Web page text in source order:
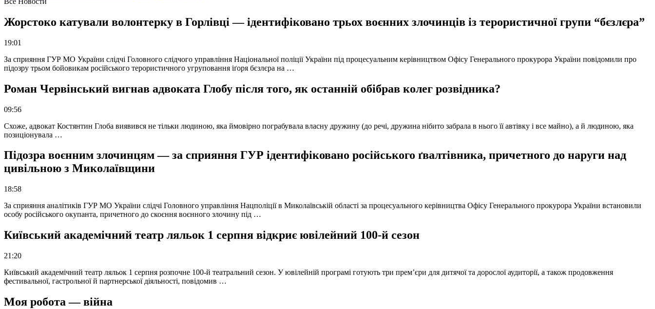
Жорстоко катували волонтерку в Горлівці — ідентифіковано трьох воєнних злочинців із терористичної групи “бєзлєра”
19:01
За сприяння ГУР МО України слідчі Головного слідчого управління Національної поліції України під процесуальним керівництвом Офісу Генерального прокурора України повідомили про
підозру трьом бойовикам російського терористичного угруповання іґоря бєзлєра на …
Роман Червінський вигнав адвоката Глобу після того, як останній обібрав колег розвідника?
09:56
Схоже, адвокат Костянтин Глоба виявився не тільки людиною, яка ймовірно пограбувала власну дружину (до речі, дружина нібито забрала в нього її автівку і все майно), а й людиною, яка
позиціонувала …
Підозра воєнним злочинцям — за сприяння ГУР ідентифіковано російського ґвалтівника, причетного до наруги над
цивільною з Миколаївщини
18:58
За сприяння аналітиків ГУР МО України слідчі Головного управління Нацполіції в Миколаївській області за процесуального керівництва Офісу Генерального прокурора України встановили
особу російського окупанта, причетного до скоєння воєнного злочину під …
Київський академічний театр ляльок 1 серпня відкриє ювілейний 100-й сезон
21:20
Київський академічний театр ляльок 1 серпня розпочне 100-й театральний сезон. У ювілейній програмі готують три прем’єри для дитячої та дорослої аудиторії, а також продовження
фестивальної, гастрольної й партнерської діяльності, повідомив …
Моя робота — війна